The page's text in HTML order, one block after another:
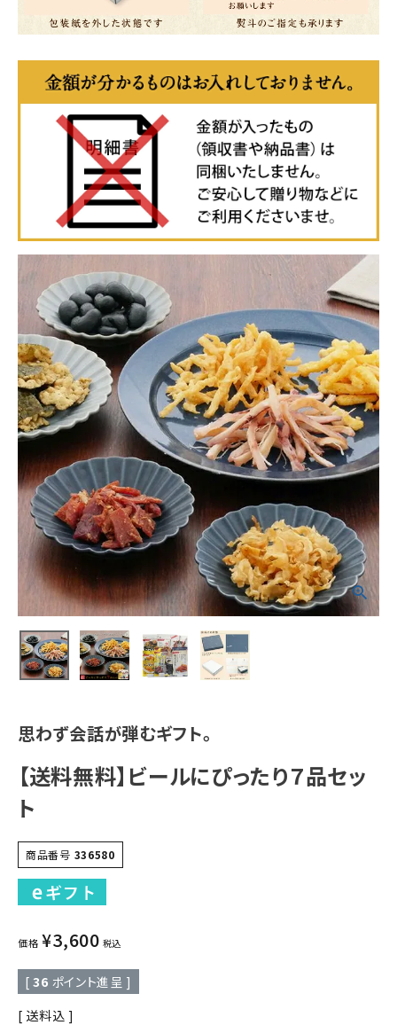
思わず会話が弾むギフト。
【送料無料】ビールにぴったり７品セッ
ト
商品番号 336580
価格 ¥3,600 税込
[ 36 ポイント進呈 ]
送料込